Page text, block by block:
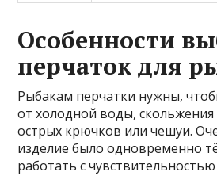
Особенности
перчаток для
Рыбакам перчатки нужны,
от холодной воды,
острых крючков или чешуи.
изделие было одновременно
работать с